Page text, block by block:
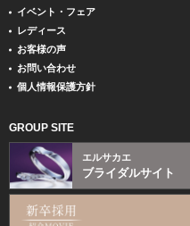
イベント・フェア
レディース
お客様の声
お問い合わせ
個人情報保護方針
GROUP SITE
エルサカエ
ブライダルサイト